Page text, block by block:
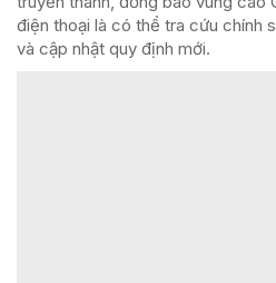
điện thoại là có thể tra cứu chính
và cập nhật quy định mới.